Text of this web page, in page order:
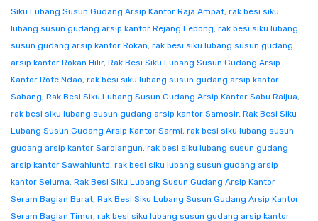
Siku Lubang Susun Gudang Arsip Kantor Raja Ampat, rak besi siku
lubang susun gudang arsip kantor Rejang Lebong, rak besi siku lubang
susun gudang arsip kantor Rokan, rak besi siku lubang susun gudang
arsip kantor Rokan Hilir, Rak Besi Siku Lubang Susun Gudang Arsip
Kantor Rote Ndao, rak besi siku lubang susun gudang arsip kantor
Sabang, Rak Besi Siku Lubang Susun Gudang Arsip Kantor Sabu Raijua,
rak besi siku lubang susun gudang arsip kantor Samosir, Rak Besi Siku
Lubang Susun Gudang Arsip Kantor Sarmi, rak besi siku lubang susun
gudang arsip kantor Sarolangun, rak besi siku lubang susun gudang
arsip kantor Sawahlunto, rak besi siku lubang susun gudang arsip
kantor Seluma, Rak Besi Siku Lubang Susun Gudang Arsip Kantor
Seram Bagian Barat, Rak Besi Siku Lubang Susun Gudang Arsip Kantor
Seram Bagian Timur, rak besi siku lubang susun gudang arsip kantor